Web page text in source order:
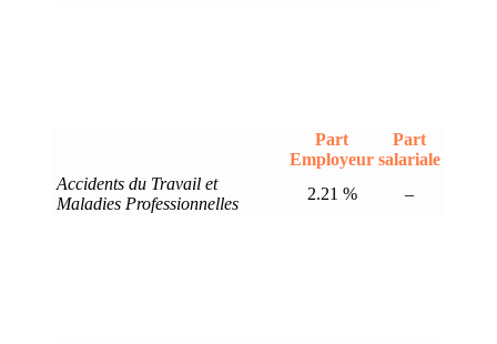
Part
Employeur
Part
salariale
Accidents du Travail et
Maladies Professionnelles
2.21 % –